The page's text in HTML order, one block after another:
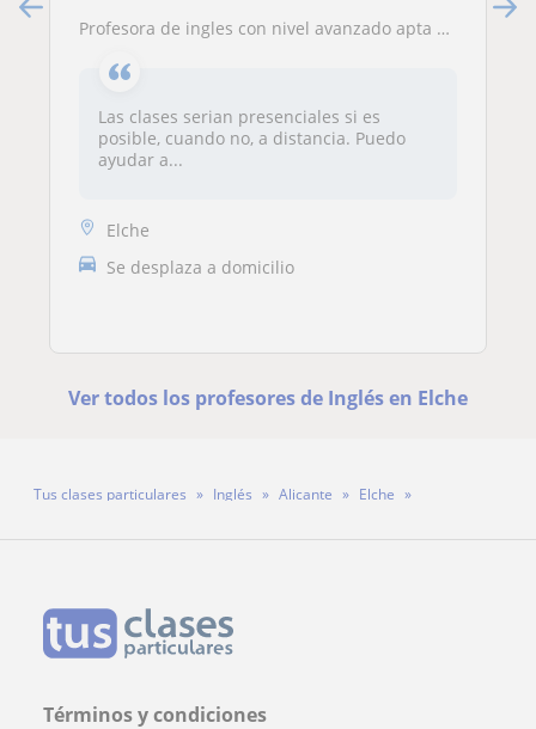
Profesora de ingles con nivel avanzado apta para enseñar nivel básico o medio
Las clases serian presenciales si es
posible, cuando no, a distancia. Puedo
ayudar a...
Elche
Se desplaza a domicilio
Ver todos los profesores de Inglés en Elche
Tus clases particulares Inglés Alicante
Elche
Términos y condiciones